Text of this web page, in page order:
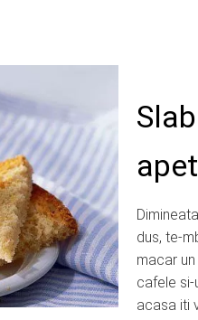
dus, te-
macar
cafele si-
acasa iti